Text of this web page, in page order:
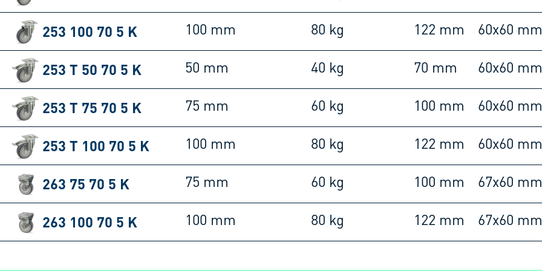
253 100 70 5 K 100 mm 80 kg 122 mm 60x60 mm
253 T 50 70 5 K 50 mm 40 kg 70 mm 60x60 mm
253 T 75 70 5 K 75 mm 60 kg 100 mm 60x60 mm
253 T 100 70 5 K 100 mm 80 kg 122 mm 60x60 mm
263 75 70 5 K 75 mm 60 kg 100 mm 67x60 mm
263 100 70 5 K 100 mm 80 kg 122 mm 67x60 mm